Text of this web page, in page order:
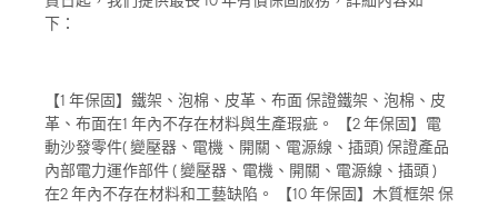
下：
【1 年保固】鐵架、泡棉、皮革、布面 保證鐵架、泡棉、皮
革、布面在1 年內不存在材料與生產瑕疵。 【2 年保固】電
動沙發零件( 變壓器、電機、開關、電源線、插頭) 保證產品
內部電力運作部件 ( 變壓器、電機、開關、電源線、插頭 )
在2 年內不存在材料和工藝缺陷。 【10 年保固】木質框架 保